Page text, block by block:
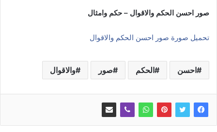
صور احسن الحكم والاقوال – حكم وامثال
تحميل صورة صور احسن الحكم والاقوال
احسن الحكم صور والاقوال